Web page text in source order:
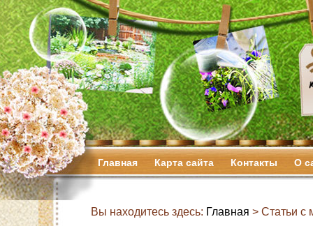
Главная Карта сайта Контакты О
Вы находитесь здесь: Главная > Статьи с